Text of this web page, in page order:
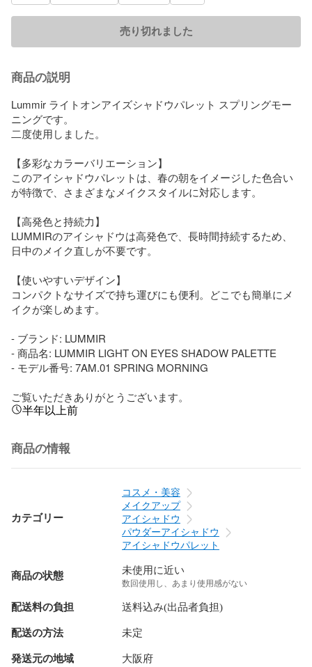
売り切れました
商品の説明
Lummir ライトオンアイズシャドウパレット スプリングモー
ニングです。
二度使用しました。
【多彩なカラーバリエーション】
このアイシャドウパレットは、春の朝をイメージした色合い
が特徴で、さまざまなメイクスタイルに対応します。
【高発色と持続力】
LUMMIRのアイシャドウは高発色で、長時間持続するため、
日中のメイク直しが不要です。
【使いやすいデザイン】
コンパクトなサイズで持ち運びにも便利。どこでも簡単にメ
イクが楽しめます。
- ブランド: LUMMIR
- 商品名: LUMMIR LIGHT ON EYES SHADOW PALETTE
- モデル番号: 7AM.01 SPRING MORNING
ご覧いただきありがとうございます。
半年以上前
商品の情報
カテゴリー
コスメ・美容
メイクアップ
アイシャドウ
パウダーアイシャドウ
アイシャドウパレット
商品の状態 未使用に近い
数回使用し、あまり使用感がない
配送料の負担 送料込み(出品者負担)
配送の方法 未定
発送元の地域 大阪府